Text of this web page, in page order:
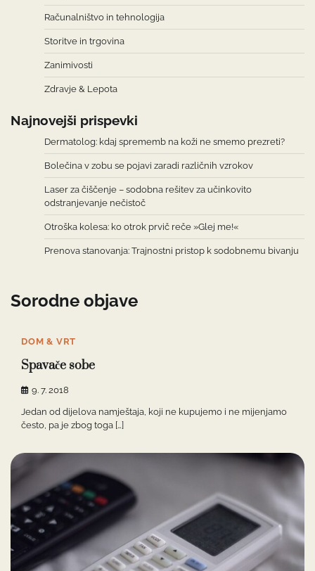
Računalništvo in tehnologija
Storitve in trgovina
Zanimivosti
Zdravje & Lepota
Najnovejši prispevki
Dermatolog: kdaj sprememb na koži ne smemo prezreti?
Bolečina v zobu se pojavi zaradi različnih vzrokov
Laser za čiščenje – sodobna rešitev za učinkovito
odstranjevanje nečistoč
Otroška kolesa: ko otrok prvič reče »Glej me!«
Prenova stanovanja: Trajnostni pristop k sodobnemu bivanju
Sorodne objave
DOM & VRT
Spavače sobe
9. 7. 2018
Jedan od dijelova namještaja, koji ne kupujemo i ne mijenjamo
često, pa je zbog toga […]